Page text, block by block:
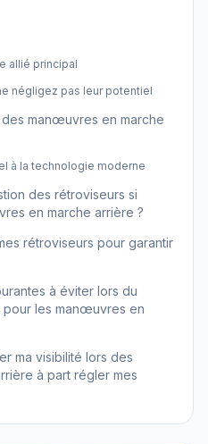
allié principal
négligez pas leur potentiel
manœuvres en marche
à la technologie moderne
des rétroviseurs si
en marche arrière ?
rétroviseurs pour garantir
à éviter lors du
les manœuvres en
ma visibilité lors des
à part régler mes